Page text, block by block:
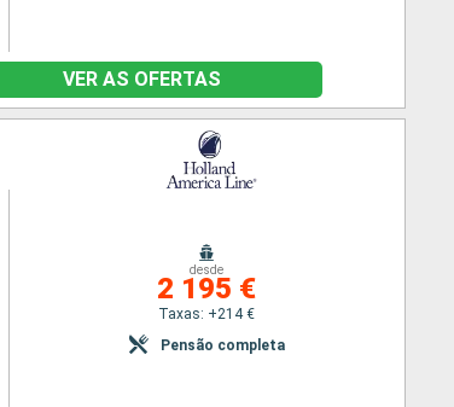
VER AS OFERTAS
desde
2 195 €
Taxas: +214 €
Pensão completa